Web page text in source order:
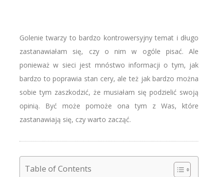
Golenie twarzy to bardzo kontrowersyjny temat i długo
zastanawiałam się, czy o nim w ogóle pisać. Ale
ponieważ w sieci jest mnóstwo informacji o tym, jak
bardzo to poprawia stan cery, ale też jak bardzo można
sobie tym zaszkodzić, że musiałam się podzielić swoją
opinią. Być może pomoże ona tym z Was, które
zastanawiają się, czy warto zacząć.
Table of Contents